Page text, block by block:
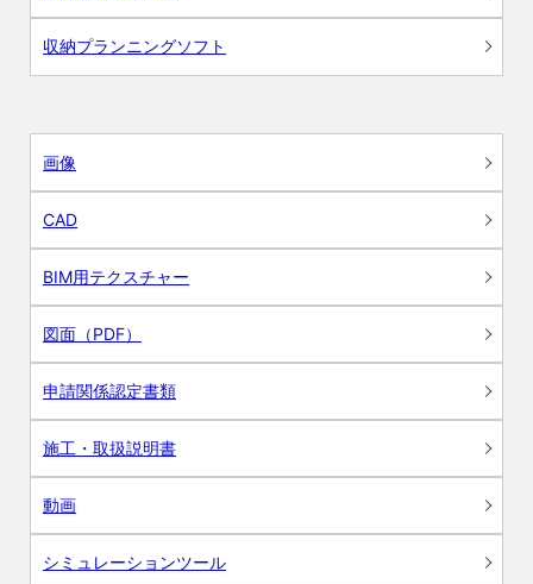
収納プランニングソフト
画像
CAD
BIM用テクスチャー
図面（PDF）
申請関係認定書類
施工・取扱説明書
動画
シミュレーションツール